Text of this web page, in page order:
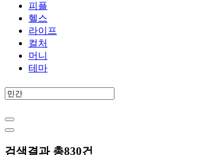
피플
헬스
라이프
컬처
머니
테마
검색결과 총830건